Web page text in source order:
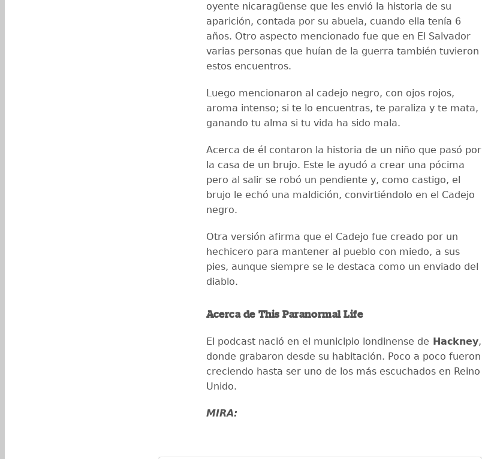
oyente nicaragüense que les envió la historia de su
aparición, contada por su abuela, cuando ella tenía 6
años. Otro aspecto mencionado fue que en El Salvador
varias personas que huían de la guerra también tuvieron
estos encuentros.
Luego mencionaron al cadejo negro, con ojos rojos,
aroma intenso; si te lo encuentras, te paraliza y te mata,
ganando tu alma si tu vida ha sido mala.
Acerca de él contaron la historia de un niño que pasó por
la casa de un brujo. Este le ayudó a crear una pócima
pero al salir se robó un pendiente y, como castigo, el
brujo le echó una maldición, convirtiéndolo en el Cadejo
negro.
Otra versión afirma que el Cadejo fue creado por un
hechicero para mantener al pueblo con miedo, a sus
pies, aunque siempre se le destaca como un enviado del
diablo.
Acerca de This Paranormal Life
El podcast nació en el municipio londinense de Hackney,
donde grabaron desde su habitación. Poco a poco fueron
creciendo hasta ser uno de los más escuchados en Reino
Unido.
MIRA: